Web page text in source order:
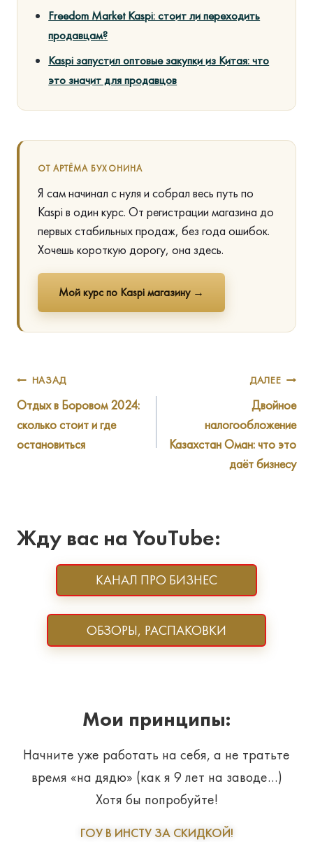
Freedom Market Kaspi: стоит ли переходить
продавцам?
Kaspi запустил оптовые закупки из Китая: что
это значит для продавцов
ОТ АРТЁМА БУХОНИНА
Я сам начинал с нуля и собрал весь путь по
Kaspi в один курс. От регистрации магазина до
первых стабильных продаж, без года ошибок.
Хочешь короткую дорогу, она здесь.
Мой курс по Kaspi магазину →
Навигация
по
записям
НАЗАД
Отдых в Боровом 2024:
сколько стоит и где
остановиться
ДАЛЕЕ
Двойное
налогообложение
Казахстан Оман: что это
даёт бизнесу
Жду вас на YouTube:
КАНАЛ ПРО БИЗНЕС
ОБЗОРЫ, РАСПАКОВКИ
Мои принципы:
Начните уже работать на себя, а не тратьте
время «на дядю» (как я 9 лет на заводе…)
Хотя бы попробуйте!
ГОУ В ИНСТУ ЗА СКИДКОЙ!